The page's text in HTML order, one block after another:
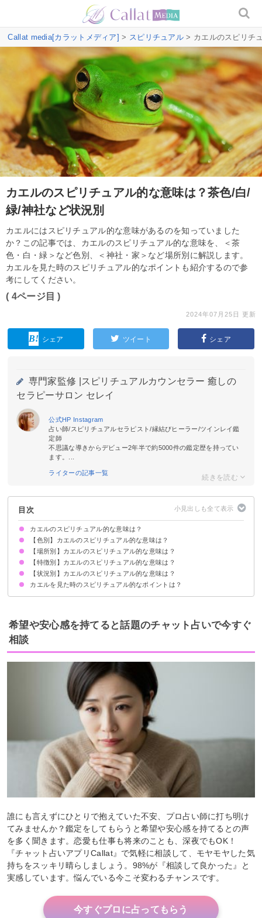
Callat media[カラットメディア] > スピリチュアル > カエルのスピリチ
カエルのスピリチュアル的な意味は？茶色/白/
緑/神社など状況別
カエルにはスピリチュアル的な意味があるのを知っていました
か？この記事では、カエルのスピリチュアル的な意味を、＜茶
色・白・緑＞など色別、＜神社・家＞など場所別に解説します。
カエルを見た時のスピリチュアル的なポイントも紹介するので参
考にしてください。
( 4ページ目 )
2024年07月25日 更新
シェア ツイート シェア
専門家監修 |
スピリチュアルカウンセラー 癒しの
セラピーサロン セレイ
公式HP Instagram
占い師/スピリチュアルセラピスト/縁結びヒーラー/ツインレイ鑑
定師
不思議な導きからデビュー2年半で約5000件の鑑定歴を持ってい
ます。...
ライターの記事一覧
目次
カエルのスピリチュアル的な意味は？
①金運が上昇する
②物事の前進や成長の意味を持つ
③恋愛運の上昇・復縁
状況によって意味が決まる
【色別】カエルのスピリチュアル的な意味は？
茶色いカエルのスピリチュアル的意味
白いカエルのスピリチュアル的意味
緑のカエルのスピリチュアル的意味
【場所別】カエルのスピリチュアル的な意味は？
家の中にカエルがいるスピリチュアル的意味
神社にカエルがいるスピリチュアル的意味
玄関にカエルがいるスピリチュアル的意味
お墓参りでカエルがいるスピリチュアル的意味
【特徴別】カエルのスピリチュアル的な意味は？
大きいカエルのスピリチュアル的意味
小さいカエルのスピリチュアル的意味
アマガエルのスピリチュアル的意味
カエルの死骸のスピリチュアル的意味
【状況別】カエルのスピリチュアル的な意味は？
カエルの鳴き声を聞くスピリチュアル的意味
カエルを踏んだときのスピリチュアル的意味
カエルが窓に張り付いているときのスピリチュアル的意味
カエルを見た時のスピリチュアル的なポイントは？
積極的にやりたいことに取り組む
金運が上昇しているので宝くじを買ってみてもいいかも
希望や安心感を持てると話題のチャット占いで今すぐ
相談
誰にも言えずにひとりで抱えていた不安、プロ占い師に打ち明け
てみませんか？鑑定をしてもらうと希望や安心感を持てるとの声
を多く聞きます。恋愛も仕事も将来のことも、深夜でもOK！
『チャット占いアプリCallat』で気軽に相談して、モヤモヤした気
持ちをスッキリ晴らしましょう。98%が『相談して良かった』と
実感しています。悩んでいる今こそ変わるチャンスです。
今すぐプロに占ってもらう